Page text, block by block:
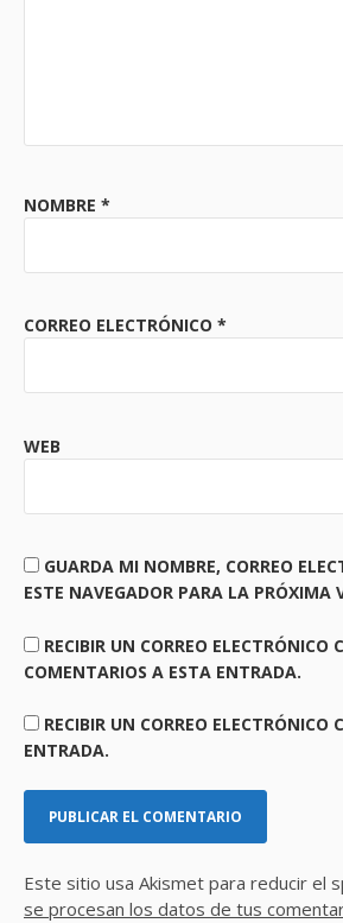
NOMBRE *
CORREO ELECTRÓNICO *
WEB
GUARDA MI NOMBRE, CORREO
ESTE NAVEGADOR PARA LA PRÓXIMA
RECIBIR UN CORREO ELECTRÓNICO
COMENTARIOS A ESTA ENTRADA.
RECIBIR UN CORREO ELECTRÓNICO
ENTRADA.
Este sitio usa Akismet para reducir el
se procesan los datos de tus